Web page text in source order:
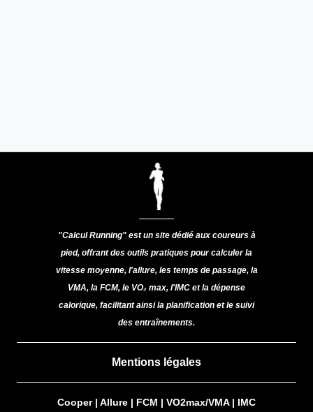
"Calcul Running" est un site dédié aux coureurs à
pied, offrant des outils pratiques pour calculer la
vitesse moyenne, l'allure, les temps de passage, la
VMA, la FCM, le VO₂ max, l'IMC et la dépense
calorique, facilitant ainsi la planification et le suivi
des entraînements.
Mentions légales
Cooper| Allure | FCM | VO2max/VMA| IMC